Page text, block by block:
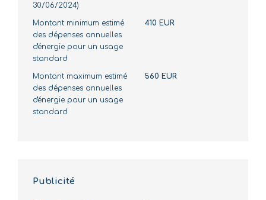
30/06/2024)
Montant minimum estimé
des dépenses annuelles
d'énergie pour un usage
standard
410 EUR
Montant maximum estimé
des dépenses annuelles
d'énergie pour un usage
standard
560 EUR
Publicité